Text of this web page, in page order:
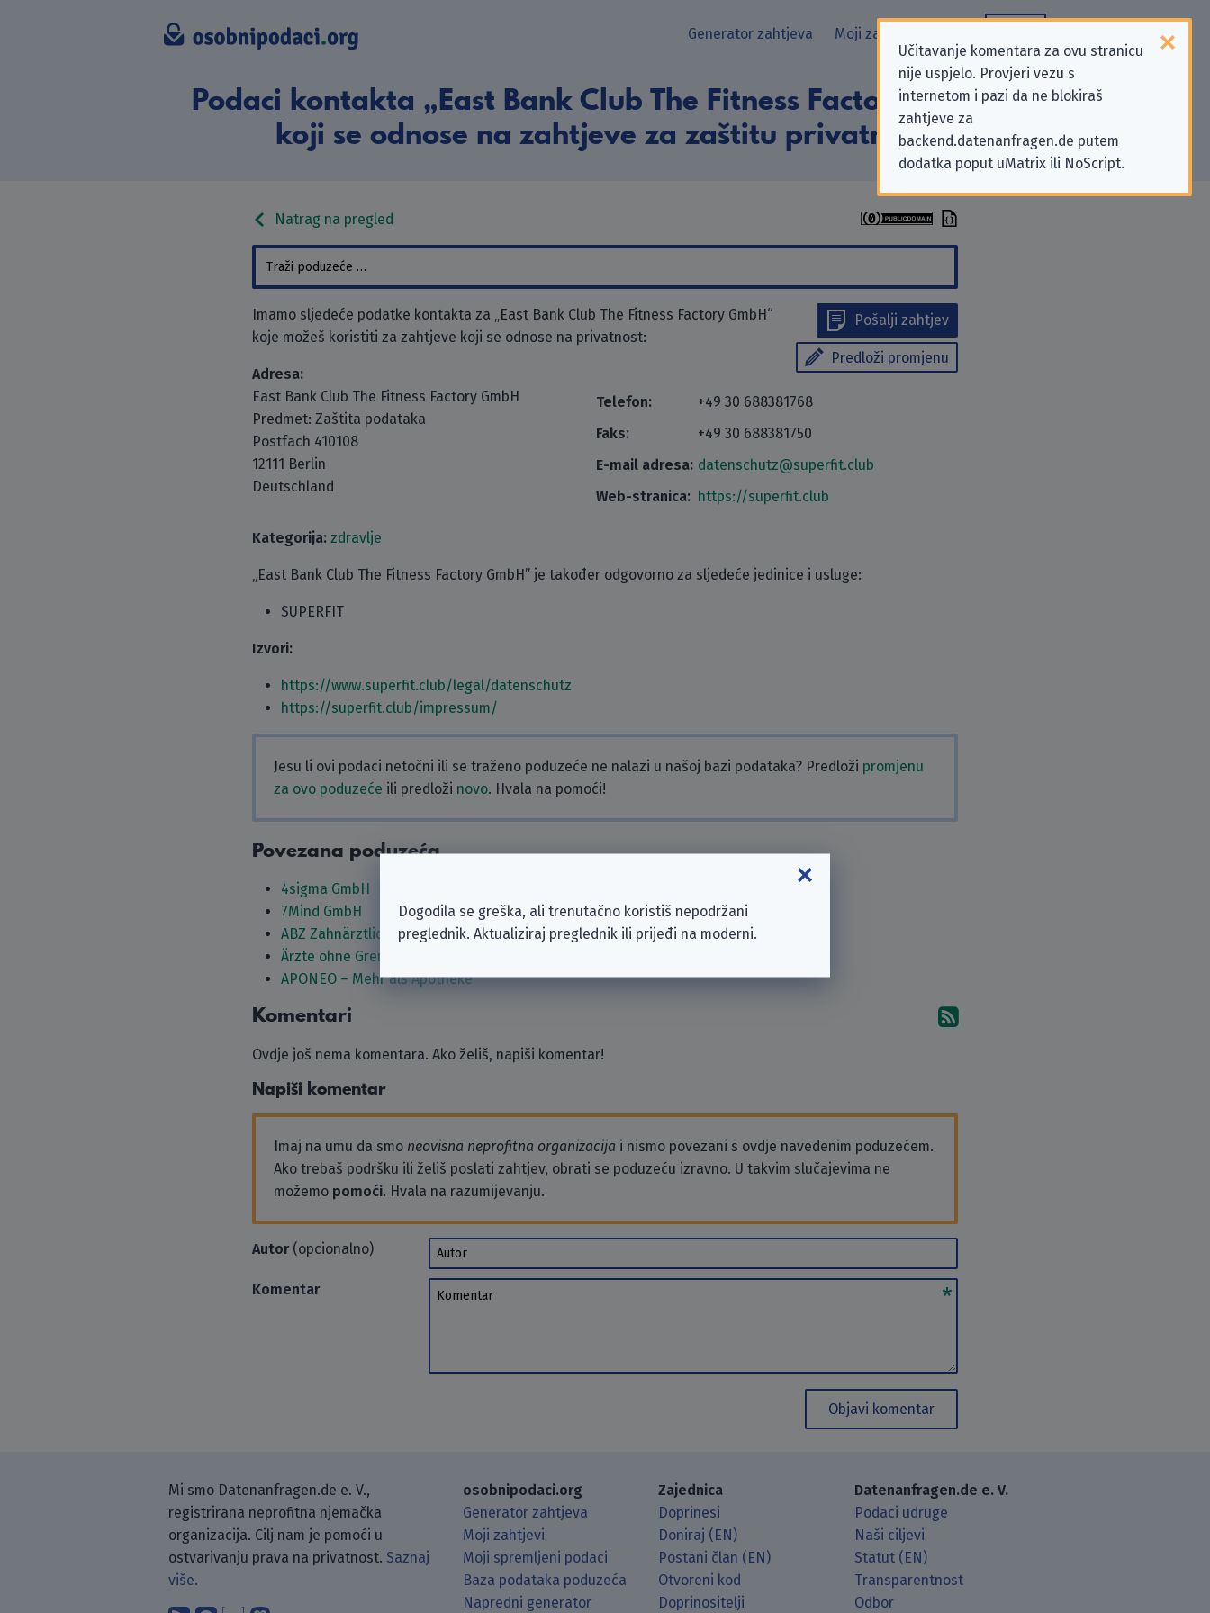
Učitavanje komentara za ovu stranicu
nije uspjelo. Provjeri vezu s
internetom i pazi da ne blokiraš
zahtjeve za
backend.datenanfragen.de putem
dodatka poput uMatrix ili NoScript.
Generator zahtjeva Moji zahtjevi
Podaci kontakta „East Bank Club The Fitness Factory GmbH”
koji se odnose na zahtjeve za zaštitu privatnosti
Natrag na pregled
Pošalji zahtjev
Predloži promjenu
Imamo sljedeće podatke kontakta za „East Bank Club The Fitness Factory GmbH“
koje možeš koristiti za zahtjeve koji se odnose na privatnost:
Adresa:
East Bank Club The Fitness Factory GmbH
Predmet: Zaštita podataka
Postfach 410108
12111 Berlin
Deutschland
Telefon:
+49 30 688381768
Faks:
+49 30 688381750
E-mail adresa: datenschutz@superfit.club
Web-stranica: https://superfit.club
Kategorija: zdravlje
„East Bank Club The Fitness Factory GmbH” je također odgovorno za sljedeće jedinice i usluge:
SUPERFIT
Izvori:
https://www.superfit.club/legal/datenschutz
https://superfit.club/impressum/
Jesu li ovi podaci netočni ili se traženo poduzeće ne nalazi u našoj bazi podataka? Predloži promjenu
za ovo poduzeće ili predloži novo. Hvala na pomoći!
Povezana poduzeća
4sigma GmbH
7Mind GmbH
ABZ Zahnärztliches Rechenzentrum für Bayern GmbH
Ärzte ohne Grenzen e. V.
APONEO – Mehr als Apotheke
Komentari Pretplati se na komentare
Ovdje još nema komentara. Ako želiš, napiši komentar!
Napiši komentar
Imaj na umu da smo neovisna neprofitna organizacija i nismo povezani s ovdje navedenim poduzećem.
Ako trebaš podršku ili želiš poslati zahtjev, obrati se poduzeću izravno. U takvim slučajevima ne
možemo pomoći. Hvala na razumijevanju.
Autor(opcionalno) Autor
Komentar Komentar
Objavi komentar
Mi smo Datenanfragen.de e. V.,
registrirana neprofitna njemačka
organizacija. Cilj nam je pomoći u
ostvarivanju prava na privatnost. Saznaj
više.
osobnipodaci.org
Generator zahtjeva
Moji zahtjevi
Moji spremljeni podaci
Baza podataka poduzeća
Napredni generator
Zajednica
Doprinesi
Doniraj (EN)
Postani član (EN)
Otvoreni kod
Doprinositelji
Datenanfragen.de e. V.
Podaci udruge
Naši ciljevi
Statut (EN)
Transparentnost
Odbor
Dogodila se greška, ali trenutačno koristiš nepodržani
preglednik. Aktualiziraj preglednik ili prijeđi na moderni.